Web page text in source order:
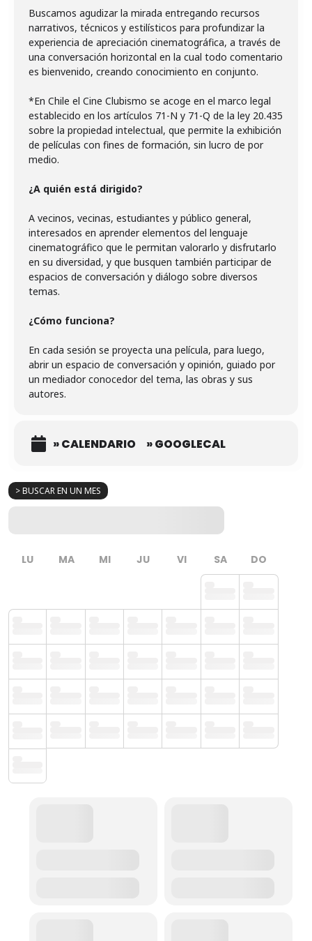
> BUSCAR EN UN MES
LU MA MI JU VI SA DO
Buscamos agudizar la mirada entregando recursos
narrativos, técnicos y estilísticos para profundizar la
experiencia de apreciación cinematográfica, a través de
una conversación horizontal en la cual todo comentario
es bienvenido, creando conocimiento en conjunto.
*En Chile el Cine Clubismo se acoge en el marco legal
establecido en los artículos 71-N y 71-Q de la ley 20.435
sobre la propiedad intelectual, que permite la exhibición
de películas con fines de formación, sin lucro de por
medio.
¿A quién está dirigido?
A vecinos, vecinas, estudiantes y público general,
interesados en aprender elementos del lenguaje
cinematográfico que le permitan valorarlo y disfrutarlo
en su diversidad, y que busquen también participar de
espacios de conversación y diálogo sobre diversos
temas.
¿Cómo funciona?
En cada sesión se proyecta una película, para luego,
abrir un espacio de conversación y opinión, guiado por
un mediador conocedor del tema, las obras y sus
autores.
» CALENDARIO » GOOGLECAL